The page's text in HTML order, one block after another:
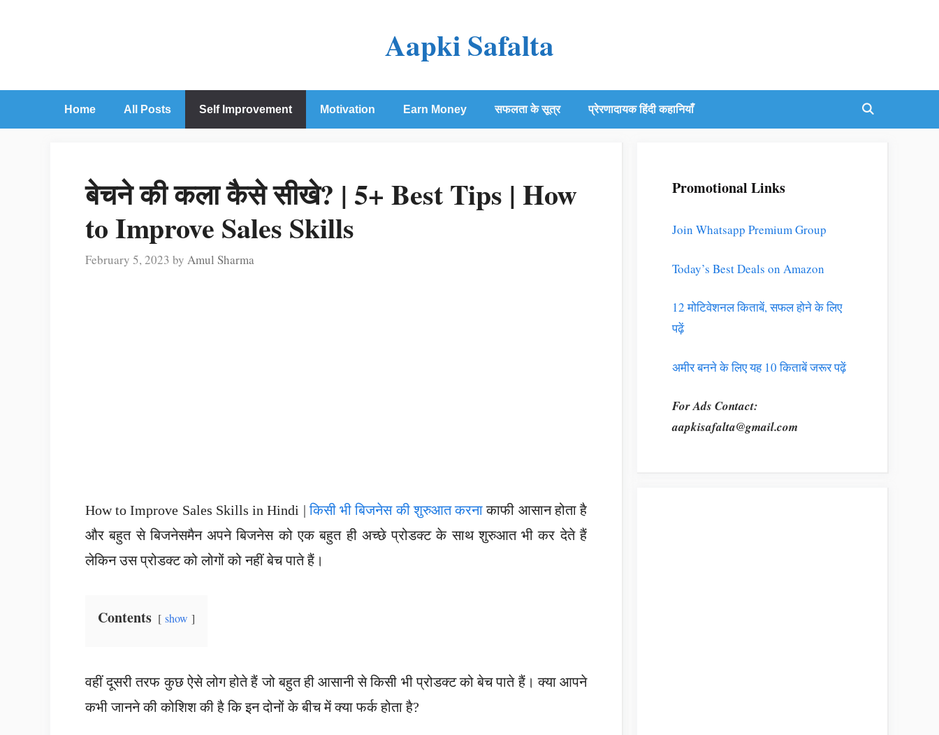
Aapki Safalta
Home All Posts Self Improvement Motivation Earn Money सफलता के सूत्र प्रेरणादायक हिंदी कहानियाँ
बेचने की कला कैसे सीखे? | 5+ Best Tips | How
to Improve Sales Skills
February 5, 2023 by Amul Sharma
How to Improve Sales Skills in Hindi |किसी भी बिजनेस की शुरुआत करनाकाफी आसान होता है
और बहुत से बिजनेसमैनअपने बिजनेस को एक बहुत ही अच्छे प्रोडक्ट के साथ शुरुआत भी कर देते हैं
लेकिन उस प्रोडक्ट को लोगों को नहीं बेच पाते हैं।
Contents show
वहीं दूसरी तरफ कुछ ऐसे लोग होते हैं जो बहुत ही आसानी से किसी भी प्रोडक्ट को बेच पाते हैं। क्या आपने
कभी जानने की कोशिश की है कि इन दोनों के बीच में क्या फर्क होता है?
Promotional Links
Join Whatsapp Premium Group
Today’s Best Deals on Amazon
12 मोटिवेशनल किताबें, सफल होने के लिए
पढ़ें
अमीर बनने के लिए यह 10 किताबें जरूर पढ़ें
For Ads Contact:
aapkisafalta@gmail.com